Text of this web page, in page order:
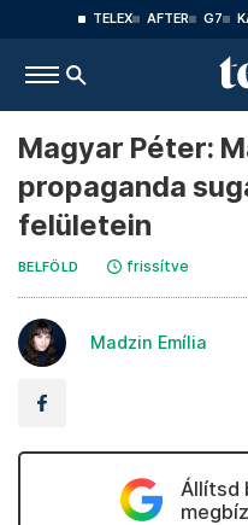
TELEX AFTER G7
Magyar Péter:
propaganda
felületein
BELFÖLD frissítve
Madzin Emília
Állítsd